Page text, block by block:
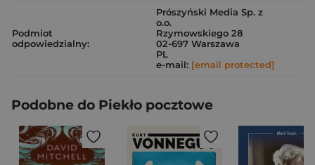
Podmiot
odpowiedzialny:
Prószyński Media Sp. z
o.o.
Rzymowskiego 28
02-697 Warszawa
PL
e-mail: [email protected]
Podobne do Piekło pocztowe